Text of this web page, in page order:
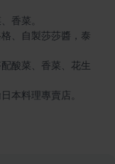
、自製莎莎醬，泰
酸菜、香菜、花生
本料理專賣店。